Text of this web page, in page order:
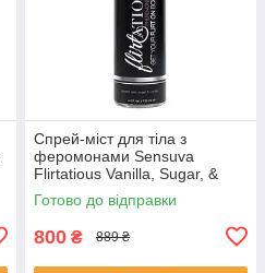
Спрей-міст для тіла з
феромонами Sensuva
Flirtatious Vanilla, Sugar, &
Sweet Pea (125 мл)
Готово до відправки
800 ₴ 889 ₴